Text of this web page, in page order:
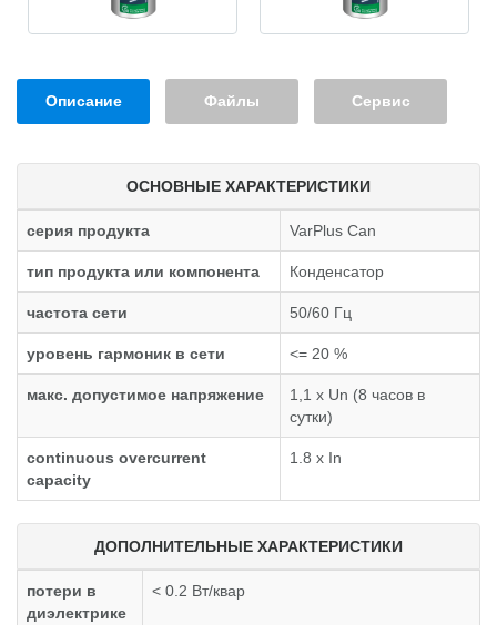
Описание Файлы Сервис
ОСНОВНЫЕ ХАРАКТЕРИСТИКИ
серия продукта VarPlus Can
тип продукта или компонента Конденсатор
частота сети 50/60 Гц
уровень гармоник в сети <= 20 %
макс. допустимое напряжение
1,1 x Un (8 часов в
сутки)
continuous overcurrent
capacity
1.8 x In
ДОПОЛНИТЕЛЬНЫЕ ХАРАКТЕРИСТИКИ
потери в
диэлектрике
< 0.2 Вт/квар